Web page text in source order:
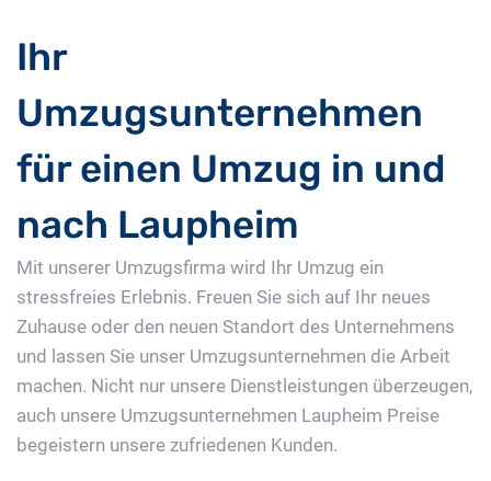
Ihr
Umzugsunternehmen
für einen Umzug in und
nach Laupheim
Mit unserer Umzugsfirma wird Ihr Umzug ein
stressfreies Erlebnis. Freuen Sie sich auf Ihr neues
Zuhause oder den neuen Standort des Unternehmens
und lassen Sie unser Umzugsunternehmen die Arbeit
machen. Nicht nur unsere Dienstleistungen überzeugen,
auch unsere Umzugsunternehmen Laupheim Preise
begeistern unsere zufriedenen Kunden.